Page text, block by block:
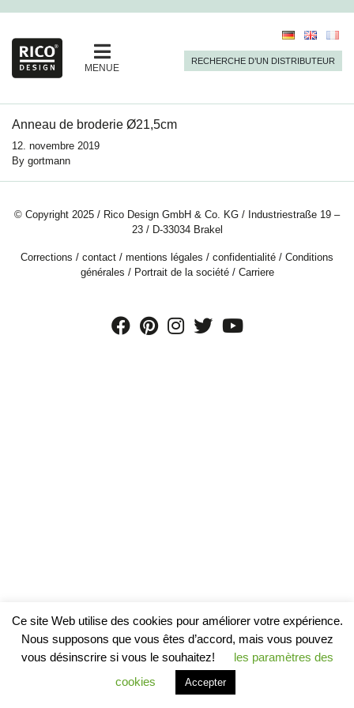
MENUE
RECHERCHE D’UN DISTRIBUTEUR
Anneau de broderie Ø21,5cm
12. novembre 2019
By gortmann
© Copyright 2025 / Rico Design GmbH & Co. KG / Industriestraße 19 –
23 / D-33034 Brakel
Corrections / contact / mentions légales / confidentialité / Conditions
générales / Portrait de la société/ Carriere
Ce site Web utilise des cookies pour améliorer votre expérience.
Nous supposons que vous êtes d’accord, mais vous pouvez
vous désinscrire si vous le souhaitez!
les paramètres des
cookies
Accepter